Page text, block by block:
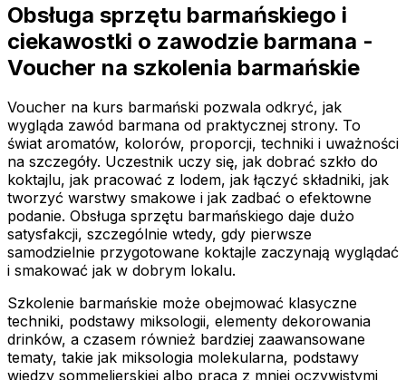
Obsługa sprzętu barmańskiego i
ciekawostki o zawodzie barmana -
Voucher na szkolenia barmańskie
Voucher na kurs barmański pozwala odkryć, jak
wygląda zawód barmana od praktycznej strony. To
świat aromatów, kolorów, proporcji, techniki i uważności
na szczegóły. Uczestnik uczy się, jak dobrać szkło do
koktajlu, jak pracować z lodem, jak łączyć składniki, jak
tworzyć warstwy smakowe i jak zadbać o efektowne
podanie. Obsługa sprzętu barmańskiego daje dużo
satysfakcji, szczególnie wtedy, gdy pierwsze
samodzielnie przygotowane koktajle zaczynają wyglądać
i smakować jak w dobrym lokalu.
Szkolenie barmańskie może obejmować klasyczne
techniki, podstawy miksologii, elementy dekorowania
drinków, a czasem również bardziej zaawansowane
tematy, takie jak miksologia molekularna, podstawy
wiedzy sommelierskiej albo praca z mniej oczywistymi